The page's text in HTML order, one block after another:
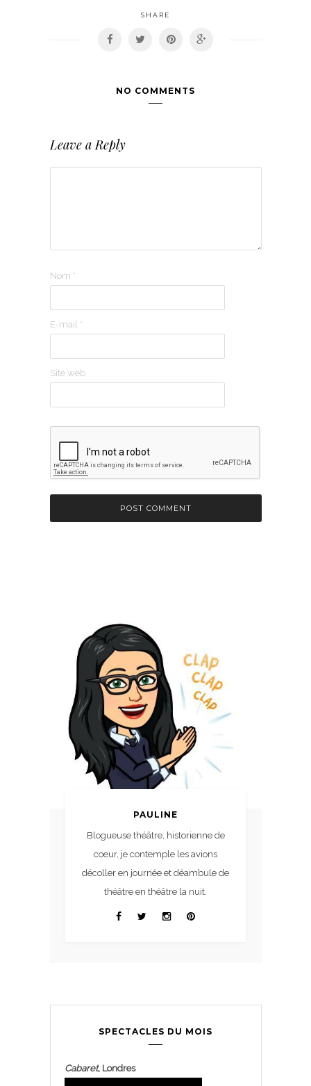
SHARE
NO COMMENTS
Leave a Reply
Nom *
E-mail *
Site web
PAULINE
Blogueuse théâtre, historienne de
coeur, je contemple les avions
décoller en journée et déambule de
théâtre en théâtre la nuit.
SPECTACLES DU MOIS
Cabaret, Londres